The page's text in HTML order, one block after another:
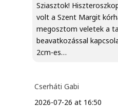
Sziasztok!
volt a Szent Margit
megosztom veletek a
beavatkozással
2cm-es…
Cserháti Gabi
2026-07-26 at 16:50